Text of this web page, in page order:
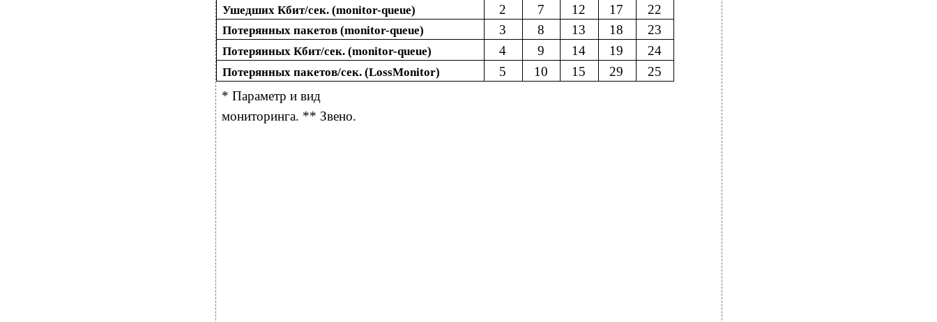
Ушедших Кбит/сек. (monitor-queue) 2 7 12 17 22
Потерянных пакетов (monitor-queue) 3 8 13 18 23
Потерянных Кбит/сек. (monitor-queue) 4 9 14 19 24
Потерянных пакетов/сек. (LossMonitor) 5 10 15 29
25
* Параметр и вид
мониторинга. ** Звено.